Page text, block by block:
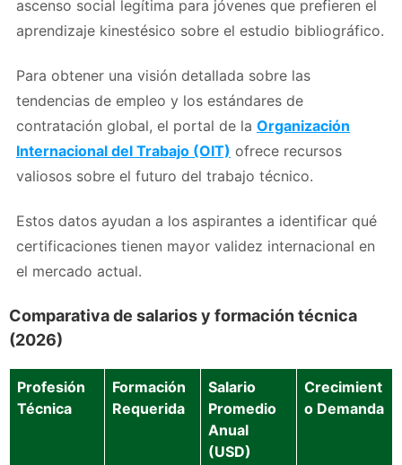
ascenso social legítima para jóvenes que prefieren el
aprendizaje kinestésico sobre el estudio bibliográfico.
Para obtener una visión detallada sobre las
tendencias de empleo y los estándares de
contratación global, el portal de la Organización
Internacional del Trabajo (OIT) ofrece recursos
valiosos sobre el futuro del trabajo técnico.
Estos datos ayudan a los aspirantes a identificar qué
certificaciones tienen mayor validez internacional en
el mercado actual.
Comparativa de salarios y formación técnica
(2026)
Profesión
Técnica
Formación
Requerida
Salario
Promedio
Anual
(USD)
Crecimient
o Demanda